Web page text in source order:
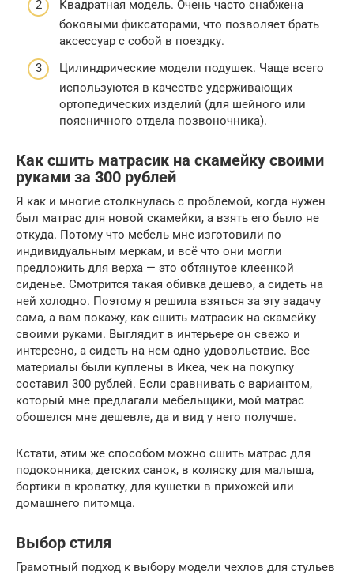
Квадратная модель. Очень часто снабжена
боковыми фиксаторами, что позволяет брать
аксессуар с собой в поездку.
Цилиндрические модели подушек. Чаще всего
используются в качестве удерживающих
ортопедических изделий (для шейного или
поясничного отдела позвоночника).
Как сшить матрасик на скамейку своими
руками за 300 рублей
Я как и многие столкнулась с проблемой, когда нужен
был матрас для новой скамейки, а взять его было не
откуда. Потому что мебель мне изготовили по
индивидуальным меркам, и всё что они могли
предложить для верха — это обтянутое клеенкой
сиденье. Смотрится такая обивка дешево, а сидеть на
ней холодно. Поэтому я решила взяться за эту задачу
сама, а вам покажу, как сшить матрасик на скамейку
своими руками. Выглядит в интерьере он свежо и
интересно, а сидеть на нем одно удовольствие. Все
материалы были куплены в Икеа, чек на покупку
составил 300 рублей. Если сравнивать с вариантом,
который мне предлагали мебельщики, мой матрас
обошелся мне дешевле, да и вид у него получше.
Кстати, этим же способом можно сшить матрас для
подоконника, детских санок, в коляску для малыша,
бортики в кроватку, для кушетки в прихожей или
домашнего питомца.
Выбор стиля
Грамотный подход к выбору модели чехлов для стульев